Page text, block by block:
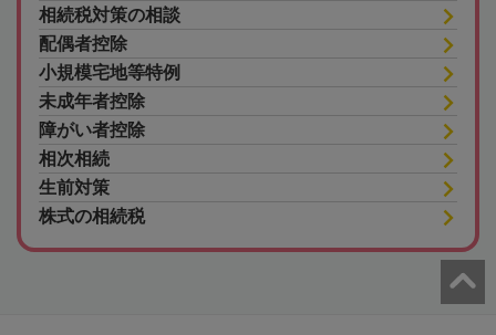
相続税対策の相談
配偶者控除
小規模宅地等特例
未成年者控除
障がい者控除
相次相続
生前対策
株式の相続税